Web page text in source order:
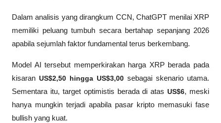
Dalam analisis yang dirangkum CCN, ChatGPT menilai XRP
memiliki peluang tumbuh secara bertahap sepanjang 2026
apabila sejumlah faktor fundamental terus berkembang.
Model AI tersebut memperkirakan harga XRP berada pada
kisaran US$2,50 hingga US$3,00 sebagai skenario utama.
Sementara itu, target optimistis berada di atas US$6, meski
hanya mungkin terjadi apabila pasar kripto memasuki fase
bullish yang kuat.